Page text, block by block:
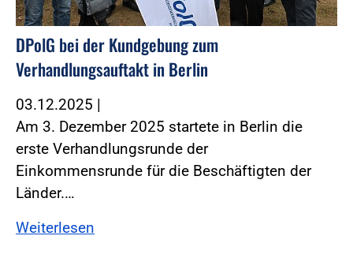
DPolG bei der Kundgebung zum
Verhandlungsauftakt in Berlin
03.12.2025 |
Am 3. Dezember 2025 startete in Berlin die
erste Verhandlungsrunde der
Einkommensrunde für die Beschäftigten der
Länder.…
Weiterlesen